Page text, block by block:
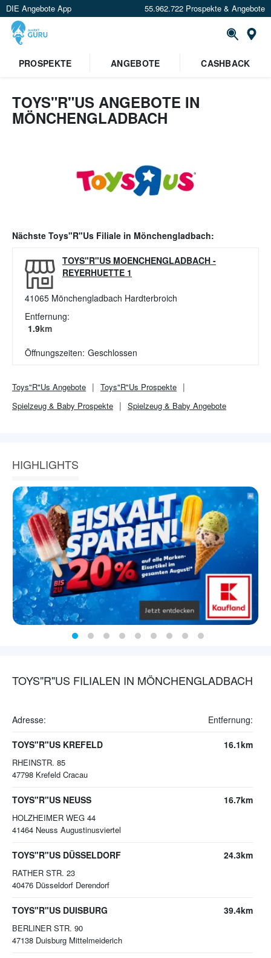
DIE Angebote App 55.962.722 Prospekte & Angebote
PROSPEKTE
ANGEBOTE CASHBACK
TOYS"R"US ANGEBOTE IN
MÖNCHENGLADBACH
Nächste Toys"R"Us Filiale in Mönchengladbach:
TOYS"R"US MOENCHENGLADBACH -
REYERHUETTE 1
41065 Mönchengladbach Hardterbroich
Entfernung:
1.9km
Öffnungszeiten: Geschlossen
Toys"R"Us Angebote Toys"R"Us Prospekte
Spielzeug & Baby Prospekte Spielzeug & Baby Angebote
HIGHLIGHTS
TOYS"R"US FILIALEN IN MÖNCHENGLADBACH
Adresse: Entfernung:
TOYS"R"US KREFELD
RHEINSTR. 85
47798 Krefeld Cracau
16.1km
TOYS"R"US NEUSS
HOLZHEIMER WEG 44
41464 Neuss Augustinusviertel
16.7km
TOYS"R"US DÜSSELDORF
RATHER STR. 23
40476 Düsseldorf Derendorf
24.3km
TOYS"R"US DUISBURG
BERLINER STR. 90
47138 Duisburg Mittelmeiderich
39.4km